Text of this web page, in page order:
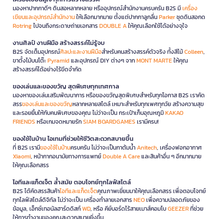
มองหาปากกาดีๆ ดินสอหลากหลาย หรืออุปกรณ์สำนักงานครบครัน B2S มีเครื่อง
เขียนและอุปกรณ์สำนักงานให้เลือกมากมาย ตั้งแต่ปากกาลูกลื่นParkerชุดดินสอกด
Rotringไปจนถึงกระดาษถ่ายเอกสารDOUBLE Aให้คุณเลือกใช้ได้อย่างจุใจ
งานศิลป์ งานฝีมือ สร้างสรรค์ไม่รู้จบ
B2S จัดเต็มอุปกรณ์ศิลปะและงานฝีมือสำหรับคนสร้างสรรค์ตัวจริง ทั้งสีไม้Colleen,
ขาตั้งไม้บนโต๊ะPyramidและอุปกรณ์ DIY ต่างๆ จากMONT MARTEให้คุณ
สร้างสรรค์ได้อย่างไร้ขีดจำกัด
ของเล่นและของขวัญ สุดพิเศษทุกเทศกาล
มองหาของเล่นเสริมพัฒนาการ หรือของขวัญสุดพิเศษสำหรับทุกโอกาส B2S เราคัด
สรรของเล่นและของขวัญหลากหลายสไตล์ เหมาะสำหรับทุกเพศทุกวัย สร้างความสุข
และรอยยิ้มให้กับคนพิเศษของคุณ ไม่ว่าจะเป็น กระเป๋าเก็บอุณหภูมิKAKAO
FRIENDS หรือเกมจดหมายรักSIAM BOARDGAMES เรามีครบ!
ของใช้ในบ้าน ไอเทมที่ช่วยให้ชีวิตสะดวกสบายขึ้น
ที่ B2S เรามีของใช้ในบ้านครบครัน ไม่ว่าจะเป็นกาต้มน้ำAnitech, เครื่องฟอกอากาศ
Xiaomi, หน้ากากอนามัยทางการแพทย์Double A Careและสินค้าอื่น ๆ อีกมากมาย
ให้คุณเลือกสรร
ไอทีและแก็ดเจ็ต ล้ำสมัย ตอบโจทย์ทุกไลฟ์สไตล์
B2S ได้คัดสรรสินค้าไอทีและแก็ดเจ็ตคุณภาพเยี่ยมมาให้คุณเลือกสรร เพื่อตอบโจทย์
ทุกไลฟ์สไตล์ดิจิทัล ไม่ว่าจะเป็น เครื่องทำลายเอกสารNEOเพื่อความปลอดภัยของ
ข้อมูล, เอ็กซ์เทอนัลฮาร์ดดิสก์WD, หรือ คีย์บอร์ดไร้สายเมาส์คอมโบGEEZERที่ช่วย